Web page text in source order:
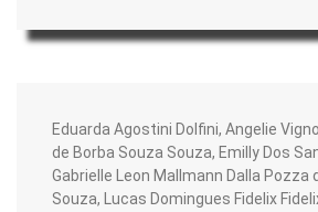
Eduarda Agostini Dolfini, Angelie
de Borba Souza Souza, Emilly Dos
Gabrielle Leon Mallmann Dalla Pozza
Souza, Lucas Domingues Fidelix